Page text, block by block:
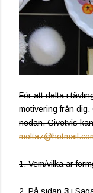
För att delta i
motivering från
nedan. Givetvis
1. Vem/vilka är